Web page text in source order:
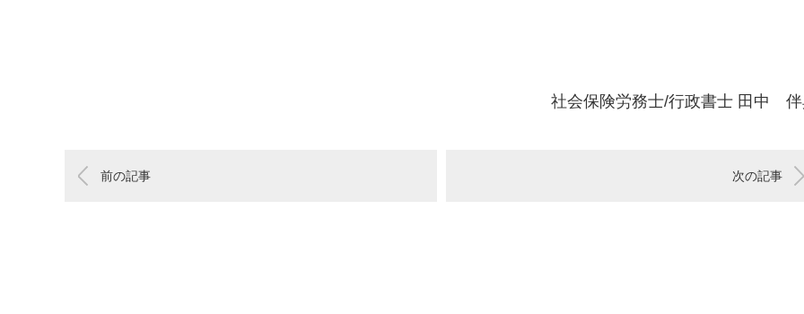
社会保険労務士/行政書士 田中
前の記事 次の記事